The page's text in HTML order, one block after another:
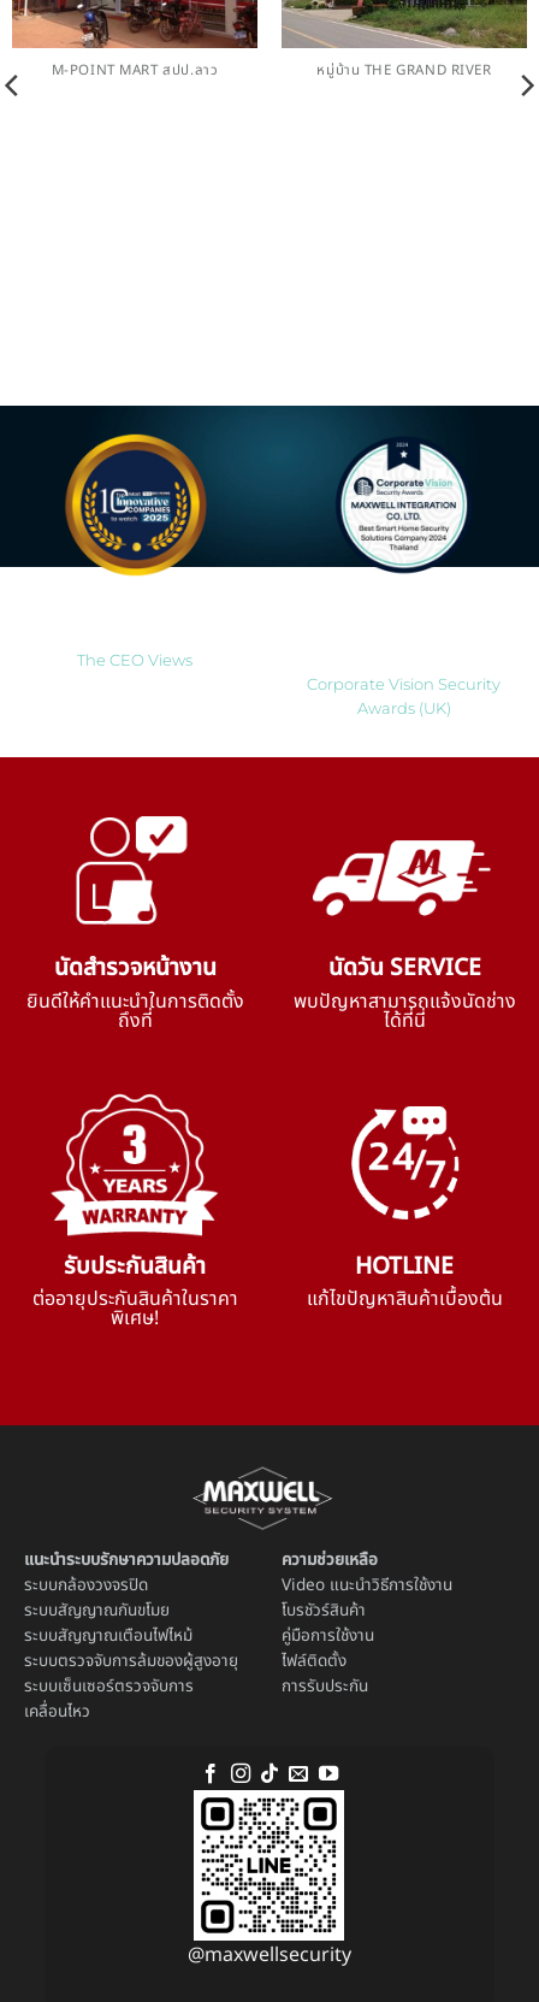
M-POINT MART สปป.ลาว หมู่บ้าน THE GRAND RIVER
The CEO Views
Corporate Vision Security
Awards (UK)
นัดสำรวจหน้างาน
ยินดีให้คำแนะนำในการติดตั้ง
ถึงที่
นัดวัน SERVICE
พบปัญหาสามารถแจ้งนัดช่าง
ได้ที่นี่
รับประกันสินค้า
ต่ออายุประกันสินค้าในราคา
พิเศษ!
HOTLINE
แก้ไขปัญหาสินค้าเบื้องต้น
แนะนำระบบรักษาความปลอดภัย
ระบบกล้องวงจรปิด
ระบบสัญญาณกันขโมย
ระบบสัญญาณเตือนไฟไหม้
ระบบตรวจจับการล้มของผู้สูงอายุ
ระบบเซ็นเซอร์ตรวจจับการ
เคลื่อนไหว
ความช่วยเหลือ
Video แนะนำวิธีการใช้งาน
โบรชัวร์สินค้า
คู่มือการใช้งาน
ไฟล์ติดตั้ง
การรับประกัน
@maxwellsecurity